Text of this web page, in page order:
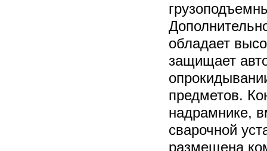
обладает
защищает
предметов.
надрамнике,
сварочной
размещена